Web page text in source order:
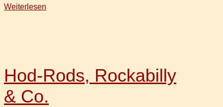
Weiterlesen
Hod-Rods, Rockabilly
& Co.